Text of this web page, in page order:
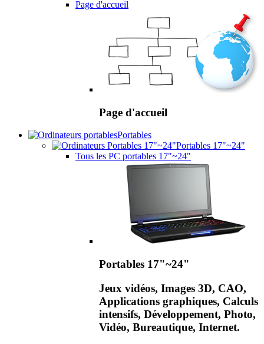
Page d'accueil
Page d'accueil
Portables
Portables 17"~24"
Tous les PC portables 17"~24"
Portables 17"~24"
Jeux vidéos, Images 3D, CAO,
Applications graphiques, Calculs
intensifs, Développement, Photo,
Vidéo, Bureautique, Internet.